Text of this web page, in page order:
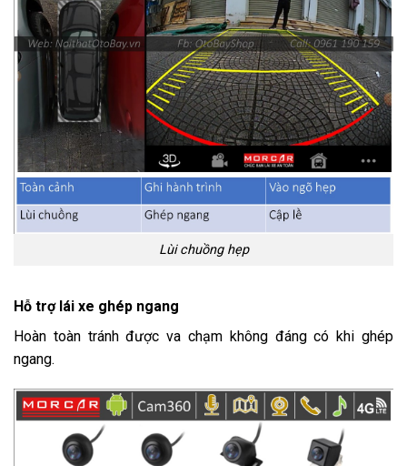
Lùi chuồng hẹp
Hỗ trợ lái xe ghép ngang
Hoàn toàn tránh được va chạm không đáng có khi ghép
ngang.